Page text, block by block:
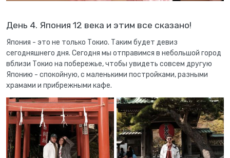
День 4. Япония 12 века и этим все сказано!
Япония - это не только Токио. Таким будет девиз
сегодняшнего дня. Сегодня мы отправимся в небольшой город
вблизи Токио на побережье, чтобы увидеть совсем другую
Японию - спокойную, с маленькими постройками, разными
храмами и прибрежными кафе.